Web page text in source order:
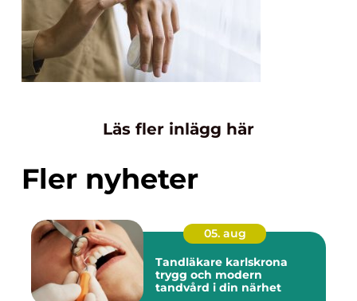
Läs fler inlägg här
Fler nyheter
05. aug
Tandläkare karlskrona
trygg och modern
tandvård i din närhet